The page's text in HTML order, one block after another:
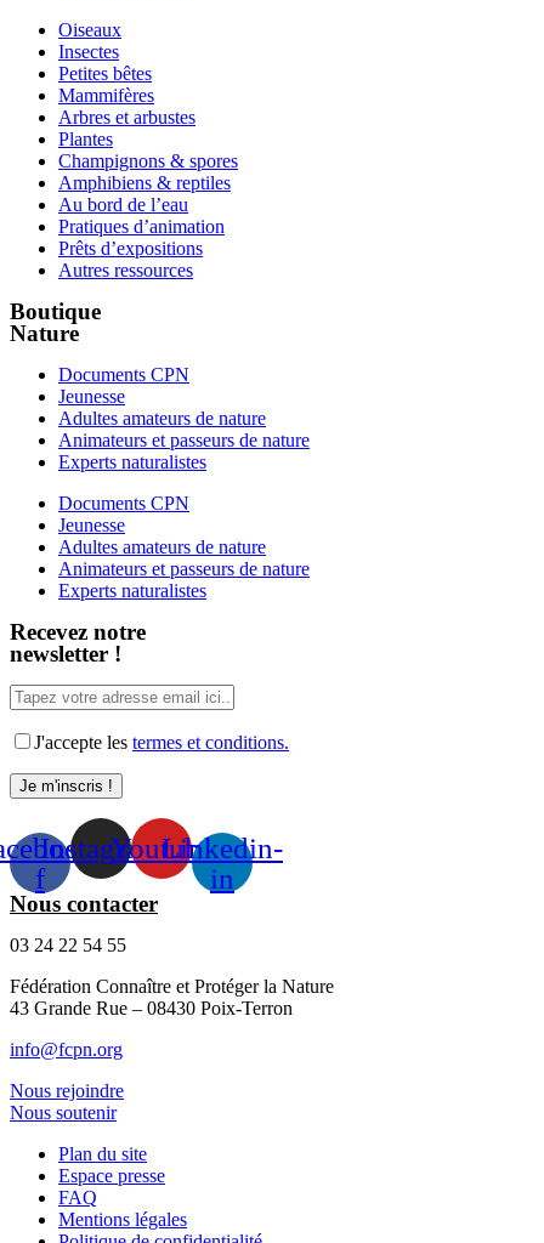
Oiseaux
Insectes
Petites bêtes
Mammifères
Arbres et arbustes
Plantes
Champignons & spores
Amphibiens & reptiles
Au bord de l’eau
Pratiques d’animation
Prêts d’expositions
Autres ressources
Boutique
Nature
Documents CPN
Jeunesse
Adultes amateurs de nature
Animateurs et passeurs de nature
Experts naturalistes
Documents CPN
Jeunesse
Adultes amateurs de nature
Animateurs et passeurs de nature
Experts naturalistes
Recevez notre
newsletter !
J'accepte les termes et conditions.
f
InstagramYoutubeLinkedin-
in
Nous contacter
03 24 22 54 55
Fédération Connaître et Protéger la Nature
43 Grande Rue – 08430 Poix-Terron
info@fcpn.org
Nous rejoindre
Nous soutenir
Plan du site
Espace presse
FAQ
Mentions légales